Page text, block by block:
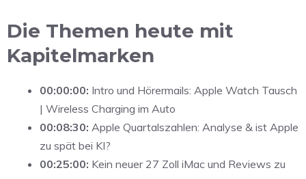
Die Themen heute mit
Kapitelmarken
00:00:00: Intro und Hörermails: Apple Watch Tausch
| Wireless Charging im Auto
00:08:30: Apple Quartalszahlen: Analyse & ist Apple
zu spät bei KI?
00:25:00: Kein neuer 27 Zoll iMac und Reviews zu